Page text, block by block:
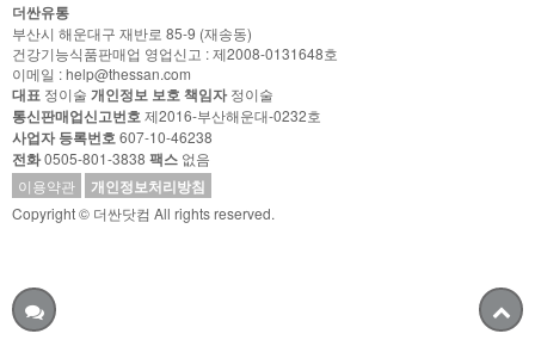
더싼유통
부산시 해운대구 재반로 85-9 (재송동)
건강기능식품판매업 영업신고 : 제2008-0131648호
이메일 : help@thessan.com
대표 정이술 개인정보 보호 책임자정이술
통신판매업신고번호제2016-부산해운대-0232호
사업자 등록번호607-10-46238
전화0505-801-3838 팩스 없음
이용약관
개인정보처리방침
Copyright © 더싼닷컴 All rights reserved.